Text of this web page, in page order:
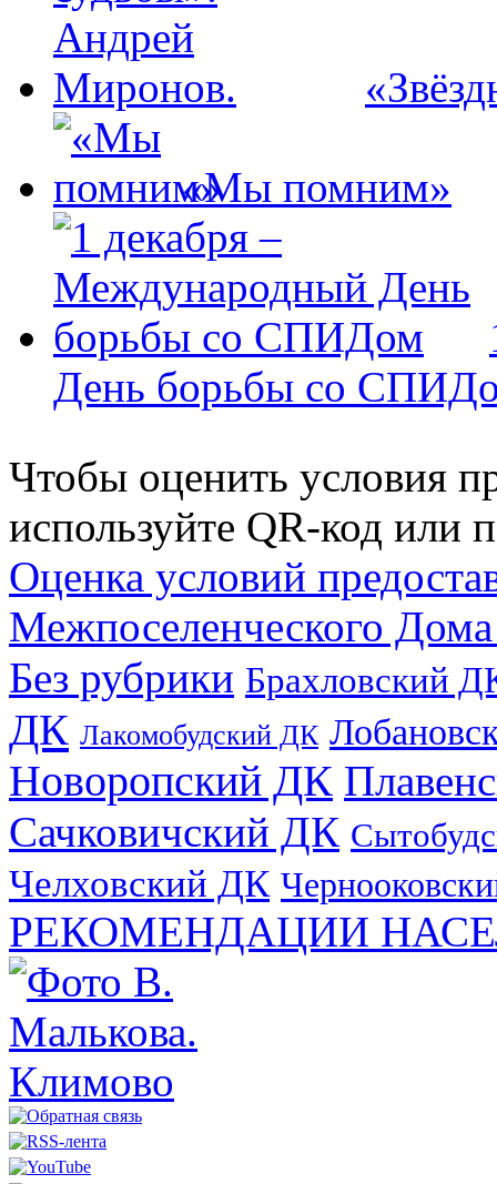
«Мы помним»
День борьбы со
Чтобы оценить условия
используйте QR-код или
Оценка условий
Межпоселенческого
Без рубрики Брахловский
ДК Лакомобудский ДК
Новоропский ДК
Сачковичский ДК
Челховский ДК
РЕКОМЕНДАЦИИ